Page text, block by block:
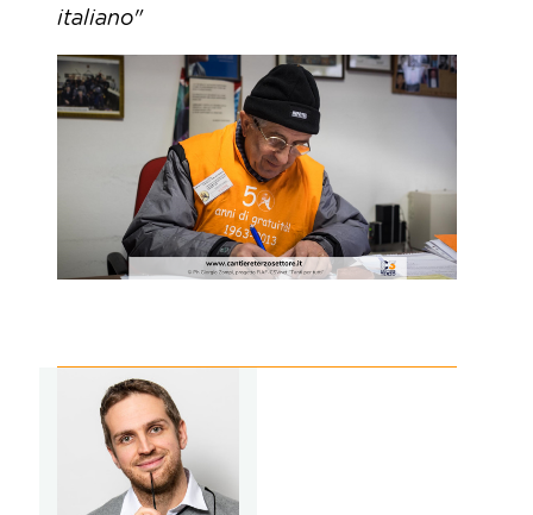
italiano"